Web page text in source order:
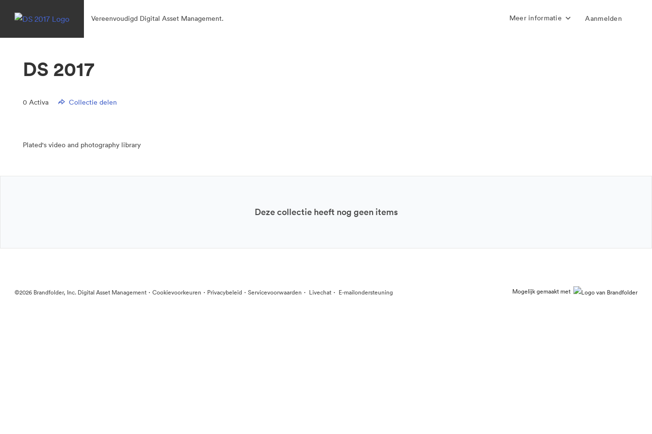
Vereenvoudigd Digital Asset Management. Meer informatie Aanmelden
DS 2017
0 Activa Collectie delen
Plated's video and photography library
Deze collectie heeft nog geen items
©2026 Brandfolder, Inc. Digital Asset Management · Cookievoorkeuren · Privacybeleid · Servicevoorwaarden · Livechat · E-mailondersteuning Mogelijk gemaakt met